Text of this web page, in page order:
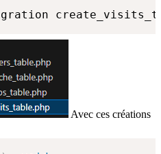
Avec ces créations